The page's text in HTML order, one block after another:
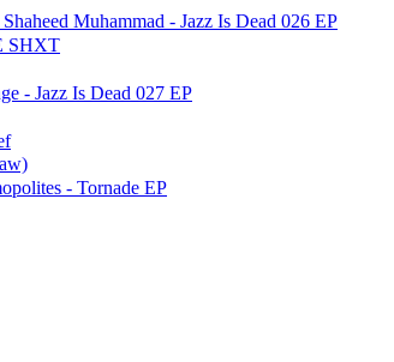
Muhammad - Jazz Is Dead 026 EP
SHXT
- Jazz Is Dead 027 EP
- Tornade EP